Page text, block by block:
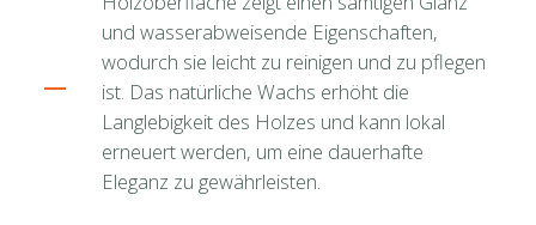
und wasserabweisende Eigenschaften,
wodurch sie leicht zu reinigen und zu pflegen
ist. Das natürliche Wachs erhöht die
Langlebigkeit des Holzes und kann lokal
erneuert werden, um eine dauerhafte
Eleganz zu gewährleisten.